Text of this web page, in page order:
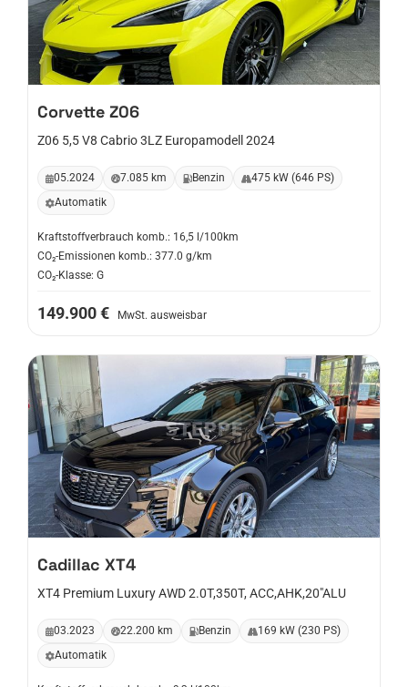
Corvette Z06
Z06 5,5 V8 Cabrio 3LZ Europamodell 2024
05.2024 7.085 km Benzin
475 kW (646 PS)
Automatik
Kraftstoffverbrauch komb.: 16,5 l/100km
CO₂-Emissionen komb.: 377.0 g/km
CO₂-Klasse: G
149.900 € MwSt. ausweisbar
Cadillac XT4
XT4 Premium Luxury AWD 2.0T,350T, ACC,AHK,20"ALU
03.2023 22.200 km Benzin
169 kW (230 PS)
Automatik